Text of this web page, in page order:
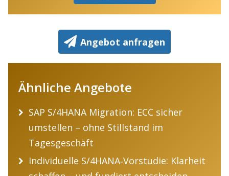
Angebot anfragen
Ähnliche Angebote
SAP S/4HANA Migration: ECC sicher
umstellen – ohne Stillstand im
Tagesgeschäft
Individuelle S/4HANA‑Vorstudie: Klarheit